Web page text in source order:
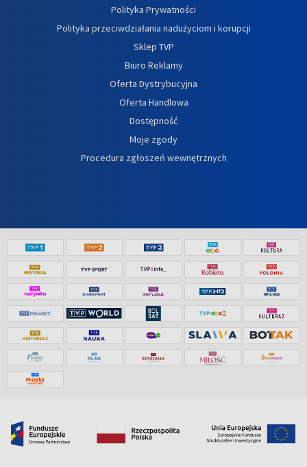
Polityka Prywatności
Polityka przeciwdziałania nadużyciom i korupcji
Sklep TVP
Biuro Reklamy
Oferta Dystrybucyjna
Oferta Handlowa
Dostępność
Moje zgody
Procedura zgłoszeń wewnętrznych